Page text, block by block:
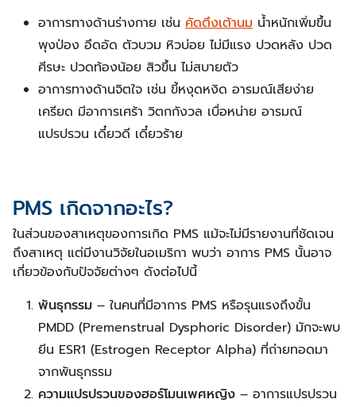
อาการทางด้านร่างกาย เช่น คัดตึงเต้านม น้ำหนักเพิ่มขึ้น
พุงป่อง อึดอัด ตัวบวม หิวบ่อย ไม่มีแรง ปวดหลัง ปวด
ศีรษะ ปวดท้องน้อย สิวขึ้น ไม่สบายตัว
อาการทางด้านจิตใจ เช่น ขี้หงุดหงิด อารมณ์เสียง่าย
เครียด มีอาการเศร้า วิตกกังวล เบื่อหน่าย อารมณ์
แปรปรวน เดี๋ยวดี เดี๋ยวร้าย
PMS เกิดจากอะไร?
ในส่วนของสาเหตุของการเกิด PMS แม้จะไม่มีรายงานที่ชัดเจน
ถึงสาเหตุ แต่มีงานวิจัยในอเมริกา พบว่า อาการ PMS นั้นอาจ
เกี่ยวข้องกับปัจจัยต่างๆ ดังต่อไปนี้
พันธุกรรม – ในคนที่มีอาการ PMS หรือรุนแรงถึงขั้น
PMDD (Premenstrual Dysphoric Disorder) มักจะพบ
ยีน ESR1 (Estrogen Receptor Alpha) ที่ถ่ายทอดมา
จากพันธุกรรม
ความแปรปรวนของฮอร์โมนเพศหญิง – อาการแปรปรวน